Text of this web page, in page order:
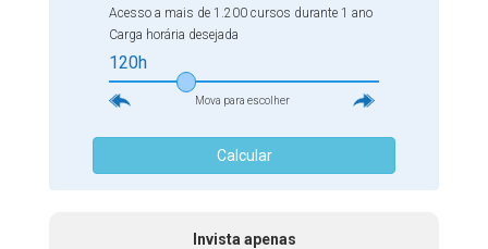
especialmente nos anos iniciais da sua educação. A
alfabetização é uma das primeiras conquistas na jornada
educacional de uma criança, e ela desempenha um papel
fundamental na definição de seu sucesso nos anos
subsequentes e na vida adulta. Não perca tempo,
aproveite para aprimorar seus conhecimentos.
Acesso a mais de 1.200 cursos durante 1 ano
Carga horária desejada
120h
Mova para escolher
Calcular
Invista apenas